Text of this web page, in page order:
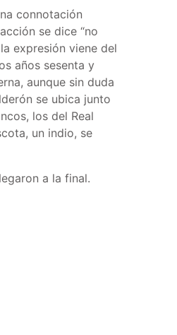
connotación
se dice “no
expresión viene del
años sesenta y
aunque sin duda
se ubica junto
los del Real
un indio, se
a la final.